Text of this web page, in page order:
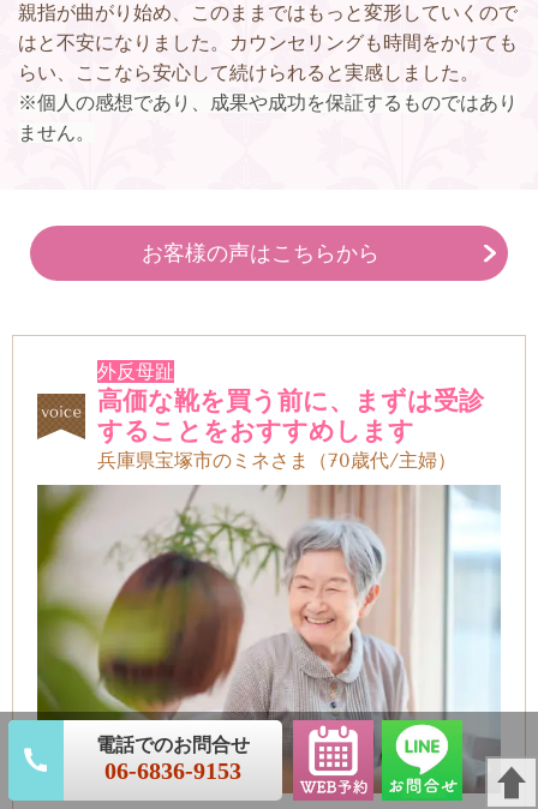
06-6836-9153
親指が曲がり始め、このままではもっと変形していくので
はと不安になりました。カウンセリングも時間をかけても
らい、ここなら安心して続けられると実感しました。
※個人の感想であり、成果や成功を保証するものではあり
ません。
お客様の声はこちらから
外反母趾
高価な靴を買う前に、まずは受診
することをおすすめします
兵庫県宝塚市のミネさま（70歳代/主婦）